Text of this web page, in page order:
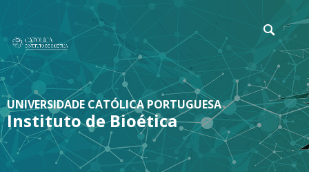
UNIVERSIDADE CATÓLICA PORTUGUESA
Instituto de Bioética